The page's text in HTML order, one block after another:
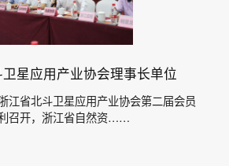
星应用产业协会理事长单位
江省北斗卫星应用产业协会第二届会员
召开，浙江省自然资……